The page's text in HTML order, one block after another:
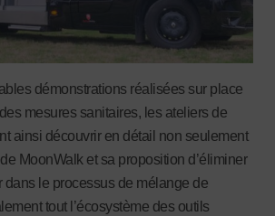
démonstrations réalisées sur place
mesures sanitaires, les ateliers de
ainsi découvrir en détail non seulement
MoonWalk et sa proposition d’éliminer
dans le processus de mélange de
tout l’écosystème des outils